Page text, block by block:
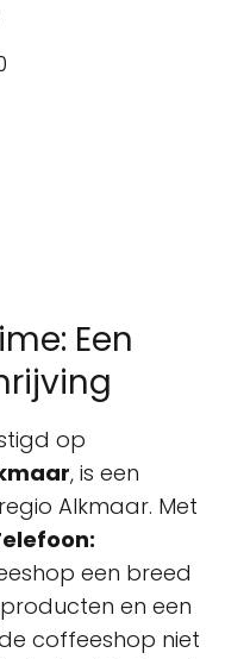
Een
op
, is een
Alkmaar. Met
een breed
en een
coffeeshop niet